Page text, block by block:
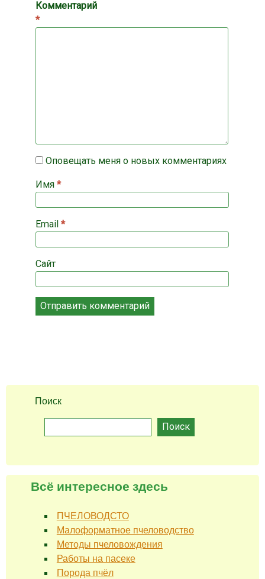
Комментарий
*
Оповещать меня о новых комментариях
Имя *
Email *
Сайт
Поиск
Поиск
Всё интересное здесь
ПЧЕЛОВОДСТО
Малоформатное пчеловодство
Методы пчеловождения
Работы на пасеке
Порода пчёл